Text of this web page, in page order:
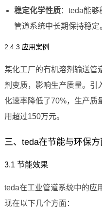
稳定化学性质：teda能够
管道系统中长期保持稳定
2.4.3 应用案例
某化工厂的有机溶剂输送管
剂变质，影响生产质量。引
化速率降低了70%，生产质
用超过150万元。
三、teda在节能与环保
3.1 节能效果
teda在工业管道系统中的应
现在以下几个方面：